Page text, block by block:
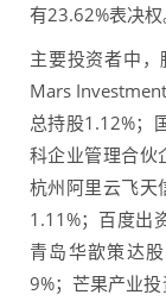
有23.62%表决权
主要投资者中
Mars
总持股1.12%；
科企业管理合伙
杭州阿里云飞天
1.11%；百度出
青岛华歆策达
9%；芒果产业